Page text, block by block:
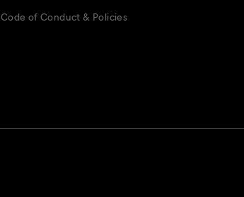
Code of Conduct & Policies